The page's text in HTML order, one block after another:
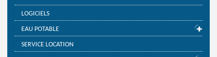
LOGICIELS
EAU POTABLE
SERVICE LOCATION